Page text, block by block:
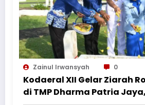
Zainul Irwansyah 0
Kodaeral XII Gelar Ziarah
di TMP Dharma Patria